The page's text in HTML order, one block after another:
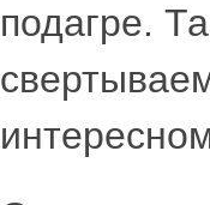
подагре.